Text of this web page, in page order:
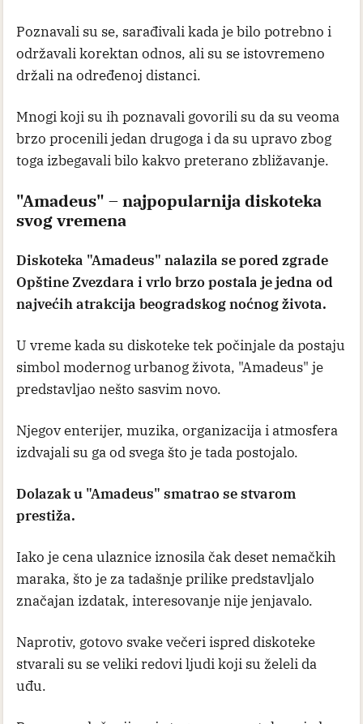
Poznavali su se, sarađivali kada je bilo potrebno i
održavali korektan odnos, ali su se istovremeno
držali na određenoj distanci.
Mnogi koji su ih poznavali govorili su da su veoma
brzo procenili jedan drugoga i da su upravo zbog
toga izbegavali bilo kakvo preterano zbližavanje.
"Amadeus" – najpopularnija diskoteka
svog vremena
Diskoteka "Amadeus" nalazila se pored zgrade
Opštine Zvezdara i vrlo brzo postala je jedna od
najvećih atrakcija beogradskog noćnog života.
U vreme kada su diskoteke tek počinjale da postaju
simbol modernog urbanog života, "Amadeus" je
predstavljao nešto sasvim novo.
Njegov enterijer, muzika, organizacija i atmosfera
izdvajali su ga od svega što je tada postojalo.
Dolazak u "Amadeus" smatrao se stvarom
prestiža.
Iako je cena ulaznice iznosila čak deset nemačkih
maraka, što je za tadašnje prilike predstavljalo
značajan izdatak, interesovanje nije jenjavalo.
Naprotiv, gotovo svake večeri ispred diskoteke
stvarali su se veliki redovi ljudi koji su želeli da
uđu.